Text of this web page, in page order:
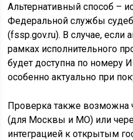
Альтернативный способ –
Федеральной службы
(fssp.gov.ru). В случае, если
рамках исполнительного
будет доступна по номеру
особенно актуально при
Проверка также возможна
(для Москвы и МО) или
интеграцией к открытым